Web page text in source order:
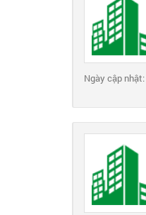
Ngày cập nhật: